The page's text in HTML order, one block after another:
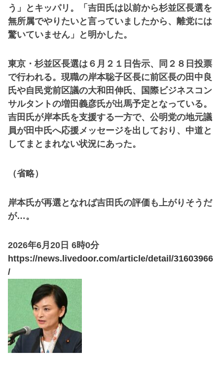
う」とキッパリ。「吉田氏は以前から杉並区長選を
無所属でやりたいと言っていましたから、離党には
驚いていません」と明かした。
東京・杉並区長選は６月２１日告示、同２８日投票
で行われる。現職の岸本聡子区長に前区長の田中良
氏や自民党前区議の大和田伸氏、国際ビジネスコン
サルタントの増田義彦氏が出馬予定となっている。
吉田氏が岸本氏を支援する一方で、公明党の地元議
員が田中氏へ応援メッセージを出しており、中道と
してまとまれない状況にあった。
（省略）
岸本氏が再選となれば吉田氏の評価も上がりそうだ
が…。
2026年6月20日 6時0分
https://news.livedoor.com/article/detail/31603966
/